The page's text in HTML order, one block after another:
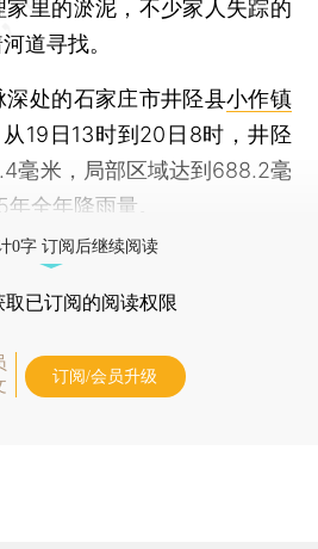
里的淤泥，不少家人失踪的
道寻找。
处的石家庄市井陉县小作镇
19日13时到20日8时，井陉
毫米，局部区域达到688.2毫
全年降雨量。
0字 订阅后继续阅读
取已订阅的阅读权限
订阅/会员升级